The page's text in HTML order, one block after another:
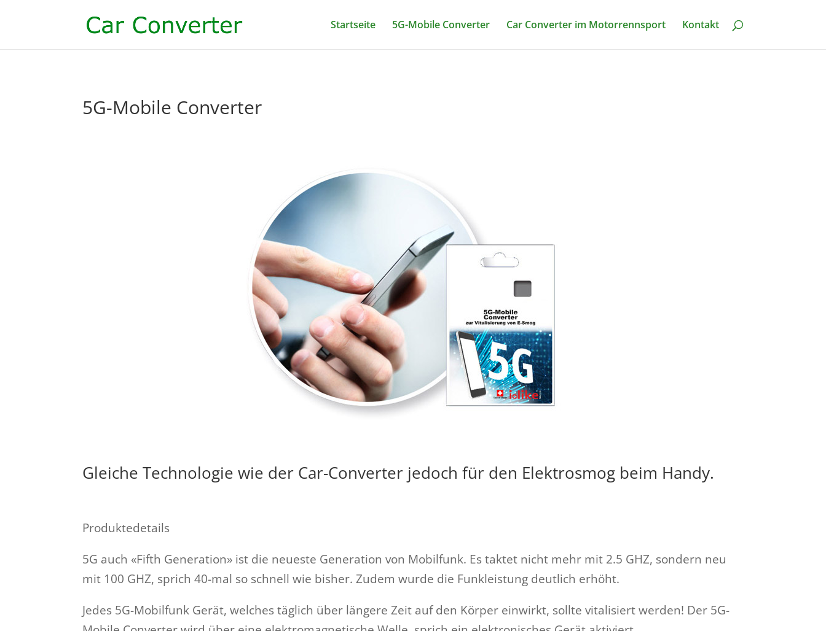
Startseite 5G-Mobile Converter Car Converter im Motorrennsport Kontakt
5G-Mobile Converter
Gleiche Technologie wie der Car-Converter jedoch für den Elektrosmog beim Handy.
Produktedetails
5G auch «Fifth Generation» ist die neueste Generation von Mobilfunk. Es taktet nicht mehr mit 2.5 GHZ, sondern neu
mit 100 GHZ, sprich 40-mal so schnell wie bisher. Zudem wurde die Funkleistung deutlich erhöht.
Jedes 5G-Mobilfunk Gerät, welches täglich über längere Zeit auf den Körper einwirkt, sollte vitalisiert werden! Der 5G-